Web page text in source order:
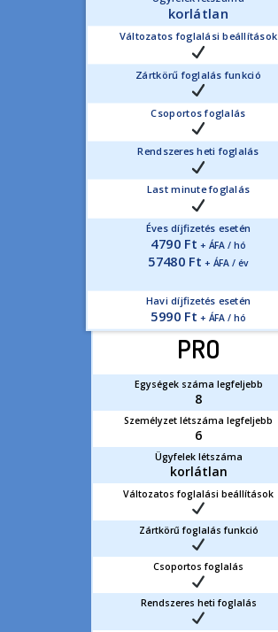
korlátlan
Változatos foglalási beállítások
Zártkörű foglalás funkció
Csoportos foglalás
Rendszeres heti foglalás
Last minute foglalás
Éves díjfizetés esetén
4790 Ft + ÁFA / hó
57480 Ft + ÁFA / év
Havi díjfizetés esetén
5990 Ft + ÁFA / hó
PRO
Egységek száma legfeljebb
8
Személyzet létszáma legfeljebb
6
Ügyfelek létszáma
korlátlan
Változatos foglalási beállítások
Zártkörű foglalás funkció
Csoportos foglalás
Rendszeres heti foglalás